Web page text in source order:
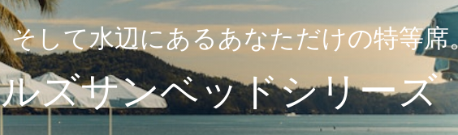
そして水辺にあるあなただけの特等席
ズサンベッドシリーズ